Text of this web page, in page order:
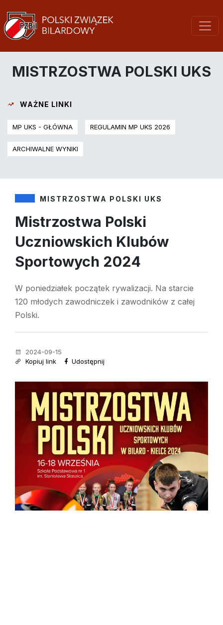
MISTRZOSTWA POLSKI UKS
WAŻNE LINKI
MP UKS - GŁÓWNA REGULAMIN MP UKS 2026
ARCHIWALNE WYNIKI
MISTRZOSTWA POLSKI UKS
Mistrzostwa Polski
Uczniowskich Klubów
Sportowych 2024
W poniedziałek początek rywalizacji. Na starcie
120 młodych zawodniczek i zawodników z całej
Polski.
2024-09-15
Kopiuj link
Udostępnij